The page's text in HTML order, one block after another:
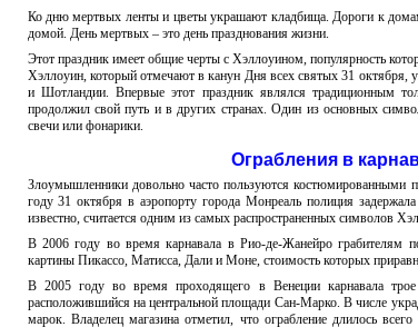
Ко дню мертвых ленты и цветы украшают кладбища. Дороги к
домой. День мертвых – это день празднования жизни.
Этот праздник имеет общие черты с Хэллоуином, популярность
Хэллоуин, который отмечают в канун Дня всех святых 31 октября,
и Шотландии. Впервые этот праздник являлся традиционным
продолжил свой путь и в других странах. Один из основных
свечи или фонарики.
Ограбления в
Злоумышленники довольно часто пользуются
году 31 октября в аэропорту города Монреаль полиция
известно, считается одним из самых распространенных символов
В 2006 году во время карнавала в Рио-де-Жанейро грабителям
картины Пикассо, Матисса, Дали и Моне, стоимость которых
В 2005 году во время проходящего в Венеции карнавала
расположившийся на центральной площади Сан-Марко. В числе
марок. Владелец магазина отметил, что ограбление длилось